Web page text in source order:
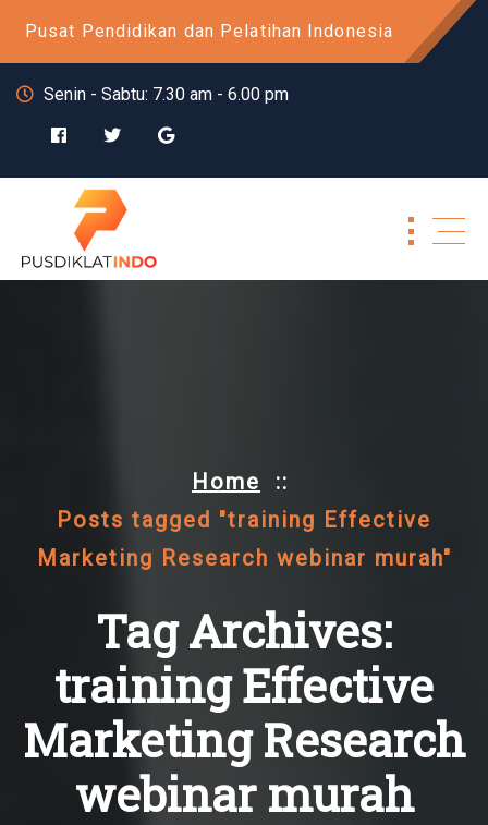
Pusat Pendidikan dan Pelatihan Indonesia
Senin - Sabtu: 7.30 am - 6.00 pm
Home ::
Posts tagged "training Effective
Marketing Research webinar murah"
Tag Archives:
training Effective
Marketing Research
webinar murah